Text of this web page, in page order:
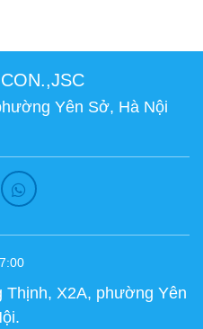
Yên Sở, Hà Nội
Thịnh, X2A, phường Yên